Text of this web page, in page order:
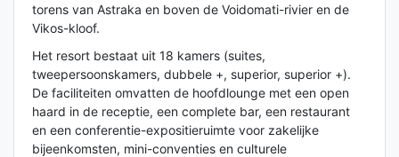
torens van Astraka en boven de Voidomati-rivier en de
Vikos-kloof.
Het resort bestaat uit 18 kamers (suites,
tweepersoonskamers, dubbele +, superior, superior +).
De faciliteiten omvatten de hoofdlounge met een open
haard in de receptie, een complete bar, een restaurant
en een conferentie-expositieruimte voor zakelijke
bijeenkomsten, mini-conventies en culturele